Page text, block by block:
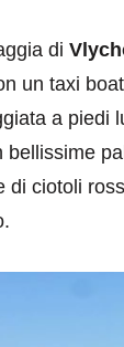
di
un taxi
a piedi
bellissime
di ciotoli